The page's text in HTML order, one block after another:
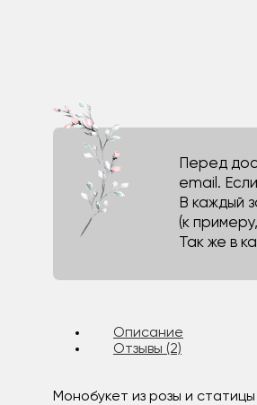
Перед
email.
В каждый
(к
Так же в
Описание
Отзывы (2)
Монобукет из розы и